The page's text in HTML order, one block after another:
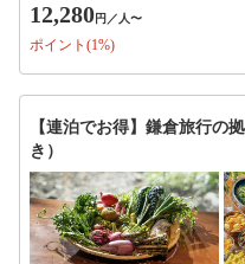
12,280円 ／人〜
ポイント(1%)
【連泊でお得】鎌倉旅行の
き）